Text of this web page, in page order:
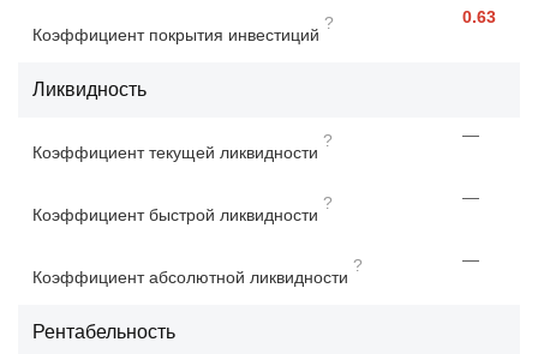
Коэффициент покрытия инвестиций
? 0.63
Ликвидность
Коэффициент текущей ликвидности
? —
Коэффициент быстрой ликвидности
? —
Коэффициент абсолютной ликвидности
? —
Рентабельность